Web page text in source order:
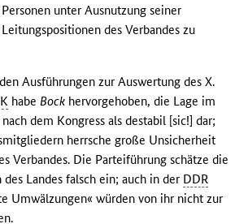
unter Ausnutzung seiner
des Verbandes zu
Ausführungen zur Auswertung des X.
habeBock hervorgehoben, die Lage im
dem Kongress als destabil [sic!] dar;
herrsche große Unsicherheit
Verbandes. Die Parteiführung schätze die
Landes falsch ein; auch in der DDR
Umwälzungen« würden von ihr nicht zur